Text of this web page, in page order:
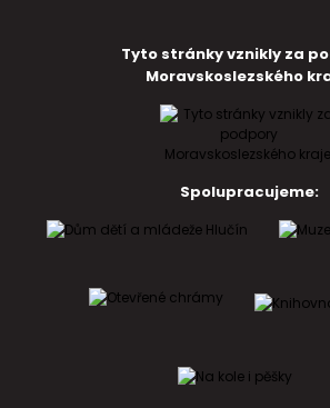
Tyto stránky vznikly za
Moravskoslezského
Spolupracujeme: